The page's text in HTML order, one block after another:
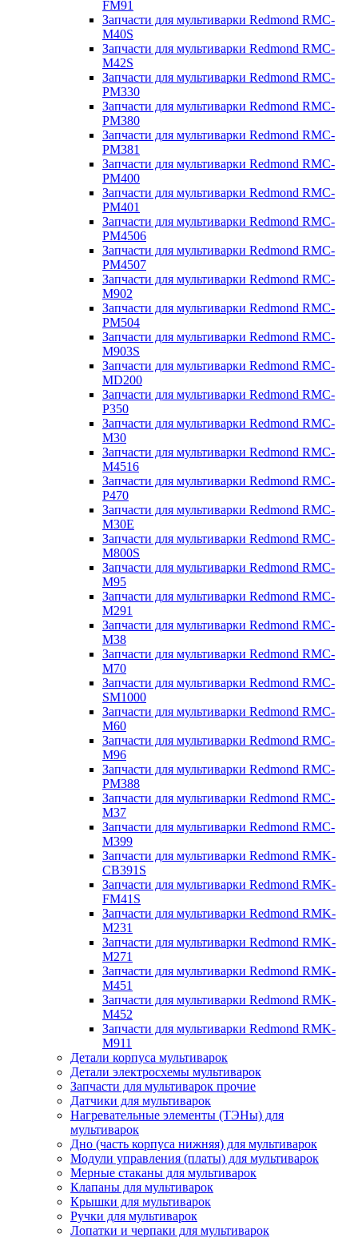
FM91
Запчасти для мультиварки Redmond RMC-
M40S
Запчасти для мультиварки Redmond RMC-
M42S
Запчасти для мультиварки Redmond RMC-
PM330
Запчасти для мультиварки Redmond RMC-
PM380
Запчасти для мультиварки Redmond RMC-
PM381
Запчасти для мультиварки Redmond RMC-
PM400
Запчасти для мультиварки Redmond RMC-
PM401
Запчасти для мультиварки Redmond RMC-
PM4506
Запчасти для мультиварки Redmond RMC-
PM4507
Запчасти для мультиварки Redmond RMC-
M902
Запчасти для мультиварки Redmond RMC-
PM504
Запчасти для мультиварки Redmond RMC-
M903S
Запчасти для мультиварки Redmond RMC-
MD200
Запчасти для мультиварки Redmond RMC-
P350
Запчасти для мультиварки Redmond RMC-
M30
Запчасти для мультиварки Redmond RMC-
M4516
Запчасти для мультиварки Redmond RMC-
P470
Запчасти для мультиварки Redmond RMC-
M30E
Запчасти для мультиварки Redmond RMC-
M800S
Запчасти для мультиварки Redmond RMC-
M95
Запчасти для мультиварки Redmond RMC-
M291
Запчасти для мультиварки Redmond RMC-
M38
Запчасти для мультиварки Redmond RMC-
M70
Запчасти для мультиварки Redmond RMC-
SM1000
Запчасти для мультиварки Redmond RMC-
M60
Запчасти для мультиварки Redmond RMC-
M96
Запчасти для мультиварки Redmond RMC-
PM388
Запчасти для мультиварки Redmond RMC-
M37
Запчасти для мультиварки Redmond RMC-
M399
Запчасти для мультиварки Redmond RMK-
CB391S
Запчасти для мультиварки Redmond RMK-
FM41S
Запчасти для мультиварки Redmond RMK-
M231
Запчасти для мультиварки Redmond RMK-
M271
Запчасти для мультиварки Redmond RMK-
M451
Запчасти для мультиварки Redmond RMK-
M452
Запчасти для мультиварки Redmond RMK-
M911
Детали корпуса мультиварок
Детали электросхемы мультиварок
Запчасти для мультиварок прочие
Датчики для мультиварок
Нагревательные элементы (ТЭНы) для
мультиварок
Дно (часть корпуса нижняя) для мультиварок
Модули управления (платы) для мультиварок
Мерные стаканы для мультиварок
Клапаны для мультиварок
Крышки для мультиварок
Ручки для мультиварок
Лопатки и черпаки для мультиварок